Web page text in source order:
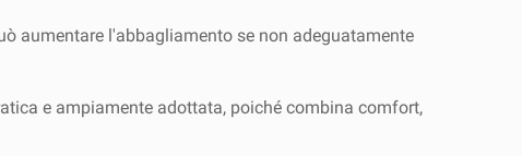
aumentare l'abbagliamento se non adeguatamente
e ampiamente adottata, poiché combina comfort,